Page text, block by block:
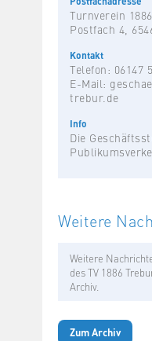
Turnverein
Postfach 4,
Kontakt
Telefon: 06147
E-Mail:
trebur.de
Info
Die
Weitere
Weitere
des TV 1886
Archiv.
Zum Archiv